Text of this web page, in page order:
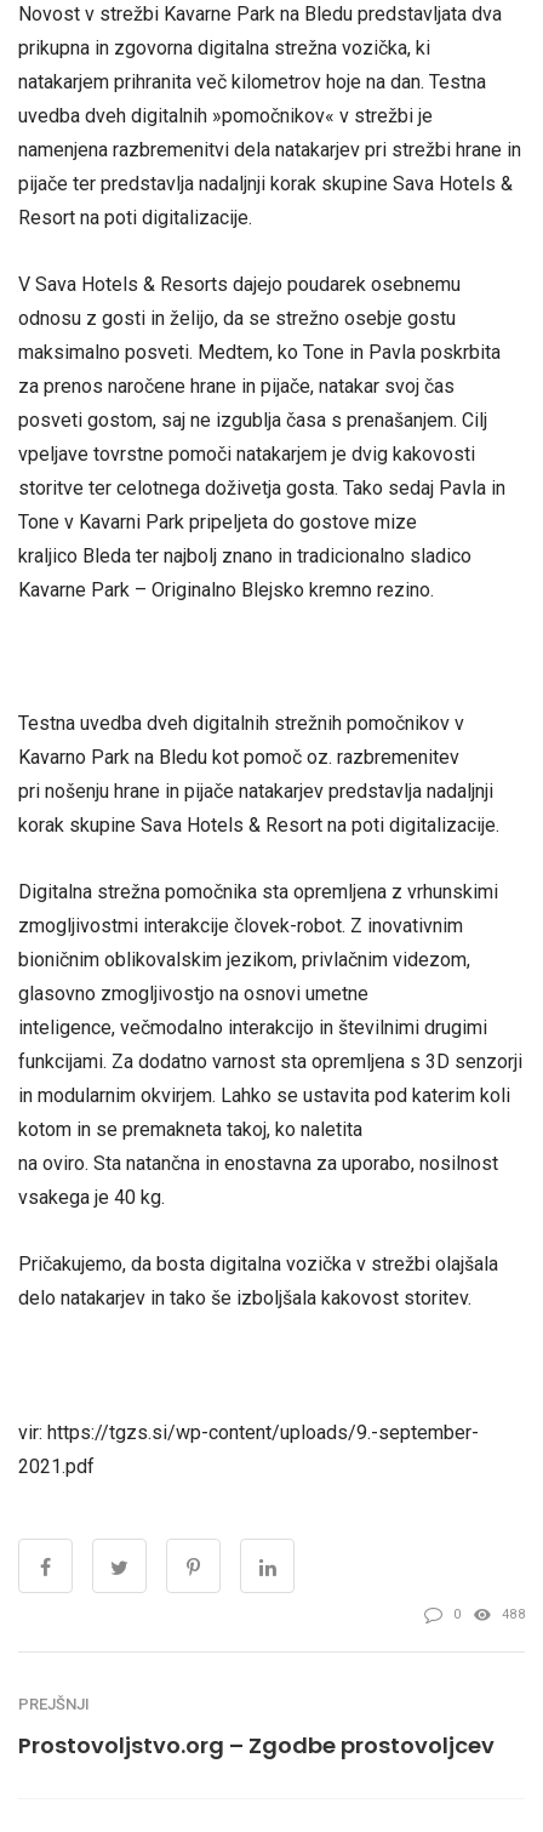
Novost v strežbi Kavarne Park na Bledu predstavljata dva
prikupna in zgovorna digitalna strežna vozička, ki
natakarjem prihranita več kilometrov hoje na dan. Testna
uvedba dveh digitalnih »pomočnikov« v strežbi je
namenjena razbremenitvi dela natakarjev pri strežbi hrane in
pijače ter predstavlja nadaljnji korak skupine Sava Hotels &
Resort na poti digitalizacije.
V Sava Hotels & Resorts dajejo poudarek osebnemu
odnosu z gosti in želijo, da se strežno osebje gostu
maksimalno posveti. Medtem, ko Tone in Pavla poskrbita
za prenos naročene hrane in pijače, natakar svoj čas
posveti gostom, saj ne izgublja časa s prenašanjem. Cilj
vpeljave tovrstne pomoči natakarjem je dvig kakovosti
storitve ter celotnega doživetja gosta. Tako sedaj Pavla in
Tone v Kavarni Park pripeljeta do gostove mize
kraljico Bleda ter najbolj znano in tradicionalno sladico
Kavarne Park – Originalno Blejsko kremno rezino.
Testna uvedba dveh digitalnih strežnih pomočnikov v
Kavarno Park na Bledu kot pomoč oz. razbremenitev
pri nošenju hrane in pijače natakarjev predstavlja nadaljnji
korak skupine Sava Hotels & Resort na poti digitalizacije.
Digitalna strežna pomočnika sta opremljena z vrhunskimi
zmogljivostmi interakcije človek-robot. Z inovativnim
bioničnim oblikovalskim jezikom, privlačnim videzom,
glasovno zmogljivostjo na osnovi umetne
inteligence, večmodalno interakcijo in številnimi drugimi
funkcijami. Za dodatno varnost sta opremljena s 3D senzorji
in modularnim okvirjem. Lahko se ustavita pod katerim koli
kotom in se premakneta takoj, ko naletita
na oviro. Sta natančna in enostavna za uporabo, nosilnost
vsakega je 40 kg.
Pričakujemo, da bosta digitalna vozička v strežbi olajšala
delo natakarjev in tako še izboljšala kakovost storitev.
vir: https://tgzs.si/wp-content/uploads/9.-september-
2021.pdf
0 488
PREJŠNJI
Prostovoljstvo.org – Zgodbe prostovoljcev